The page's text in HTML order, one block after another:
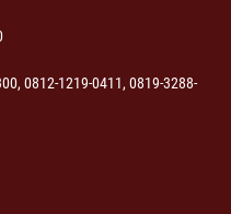
0812-1219-0411, 0819-3288-